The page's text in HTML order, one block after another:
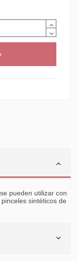
pueden utilizar con
sintéticos de